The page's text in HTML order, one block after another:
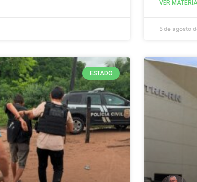
VER
5 de agosto
ESTADO